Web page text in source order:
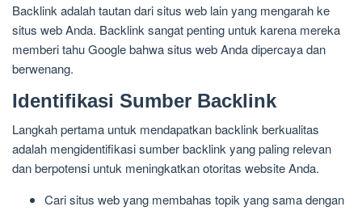
Backlink adalah tautan dari situs web lain yang mengarah ke
situs web Anda. Backlink sangat penting untuk karena mereka
memberi tahu Google bahwa situs web Anda dipercaya dan
berwenang.
Identifikasi Sumber Backlink
Langkah pertama untuk mendapatkan backlink berkualitas
adalah mengidentifikasi sumber backlink yang paling relevan
dan berpotensi untuk meningkatkan otoritas website Anda.
Cari situs web yang membahas topik yang sama dengan